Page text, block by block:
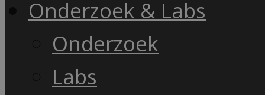
Onderzoek & Labs
Onderzoek
Labs